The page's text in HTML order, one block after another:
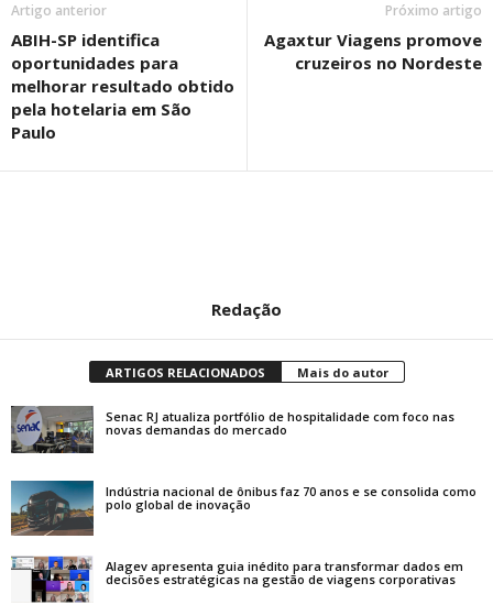
Artigo anterior
ABIH-SP identifica
oportunidades para
melhorar resultado obtido
pela hotelaria em São
Paulo
Próximo artigo
Agaxtur Viagens promove
cruzeiros no Nordeste
Redação
ARTIGOS RELACIONADOS Mais do autor
Senac RJ atualiza portfólio de hospitalidade com foco nas
novas demandas do mercado
Indústria nacional de ônibus faz 70 anos e se consolida como
polo global de inovação
Alagev apresenta guia inédito para transformar dados em
decisões estratégicas na gestão de viagens corporativas